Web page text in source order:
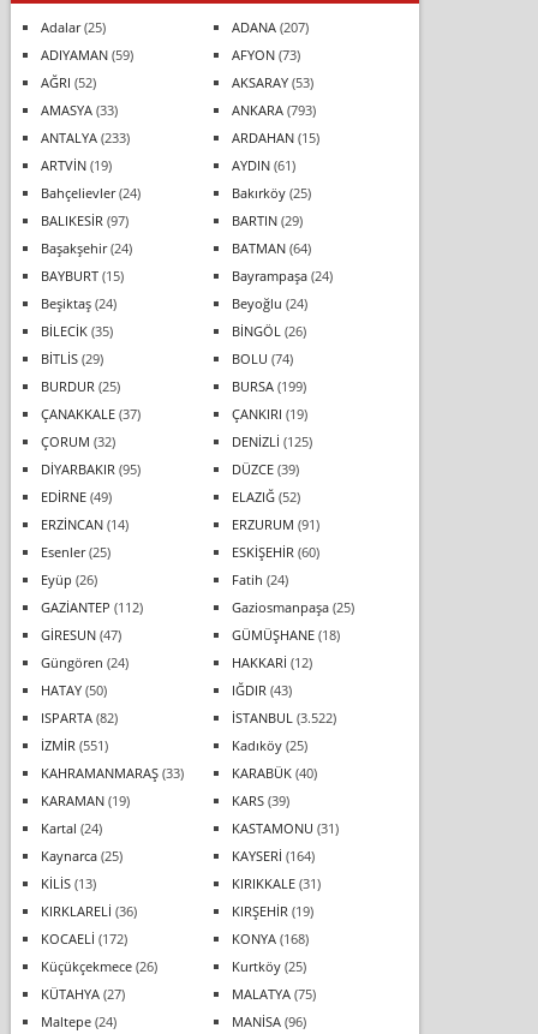
Adalar(25) ADANA(207)
ADIYAMAN(59) AFYON(73)
AĞRI (52) AKSARAY(53)
AMASYA(33) ANKARA(793)
ANTALYA(233) ARDAHAN(15)
ARTVİN(19) AYDIN(61)
Bahçelievler(24) Bakırköy(25)
BALIKESİR (97) BARTIN(29)
Başakşehir(24) BATMAN(64)
BAYBURT(15) Bayrampaşa(24)
Beşiktaş(24) Beyoğlu (24)
BİLECİK(35) BİNGÖL (26)
BİTLİS(29) BOLU (74)
BURDUR (25) BURSA(199)
ÇANAKKALE(37) ÇANKIRI (19)
ÇORUM (32) DENİZLİ (125)
DİYARBAKIR (95) DÜZCE(39)
EDİRNE(49) ELAZIĞ(52)
ERZİNCAN(14) ERZURUM (91)
Esenler(25) ESKİŞEHİR (60)
Eyüp (26) Fatih (24)
GAZİANTEP (112) Gaziosmanpaşa(25)
GİRESUN(47) GÜMÜŞHANE(18)
Güngören (24) HAKKARİ (12)
HATAY(50) IĞDIR (43)
ISPARTA(82) İSTANBUL (3.522)
İZMİR (551) Kadıköy(25)
KAHRAMANMARAŞ(33) KARABÜK(40)
KARAMAN(19) KARS(39)
Kartal (24) KASTAMONU (31)
Kaynarca(25) KAYSERİ (164)
KİLİS(13) KIRIKKALE(31)
KIRKLARELİ (36) KIRŞEHİR (19)
KOCAELİ (172) KONYA(168)
Küçükçekmece(26) Kurtköy(25)
KÜTAHYA(27) MALATYA(75)
Maltepe(24) MANİSA(96)